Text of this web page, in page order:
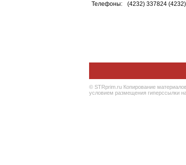
Телефоны:
(4232) 337824
© STRprim.ru Копирование
условием размещения гиперссылки на